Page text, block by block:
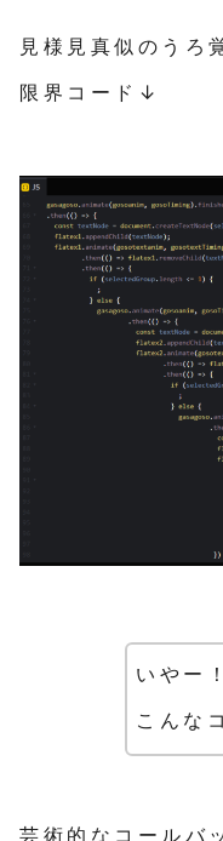
見様見真似のうろ
限界コード↓
いやー！
こんな